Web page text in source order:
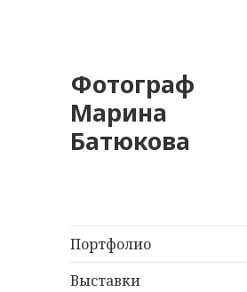
Фотограф
Марина
Батюкова
Портфолио
Выставки